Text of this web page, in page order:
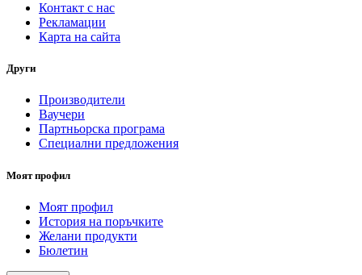
Контакт с нас
Рекламации
Карта на сайта
Други
Производители
Ваучери
Партньорска програма
Специални предложения
Моят профил
Моят профил
История на поръчките
Желани продукти
Бюлетин